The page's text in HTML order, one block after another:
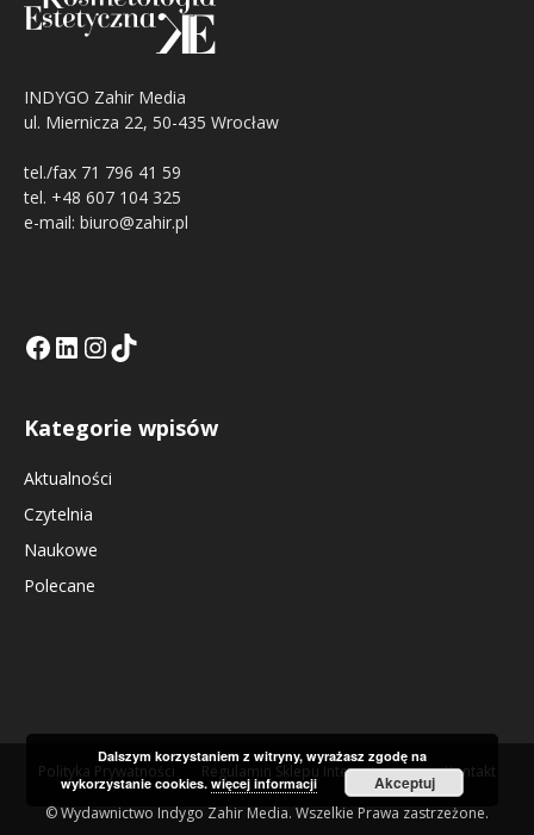
INDYGO Zahir Media
ul. Miernicza 22, 50-435 Wrocław
tel./fax 71 796 41 59
tel. +48 607 104 325
e-mail: biuro@zahir.pl
Facebook
LinkedIn
Tik Tok KEInstagramm KE
Kategorie wpisów
Aktualności
Czytelnia
Naukowe
Polecane
Polityka Prywatności Regulamin Sklepu Internetowego Kontakt
© Wydawnictwo Indygo Zahir Media. Wszelkie Prawa zastrzeżone.
Dalszym korzystaniem z witryny, wyrażasz zgodę na
wykorzystanie cookies.więcej informacji Akceptuj